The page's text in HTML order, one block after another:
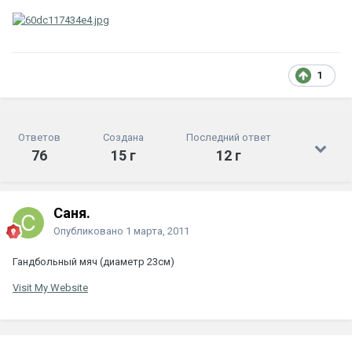
1
Ответов
76
Создана
15 г
Последний ответ
12 г
Саня.
Опубликовано 1 марта, 2011
Гандбольный мяч (диаметр 23см)
Visit My Website